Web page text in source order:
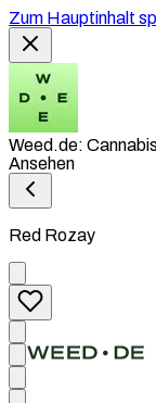
Zum Hauptinhalt
Weed.de:
Ansehen
Red Rozay